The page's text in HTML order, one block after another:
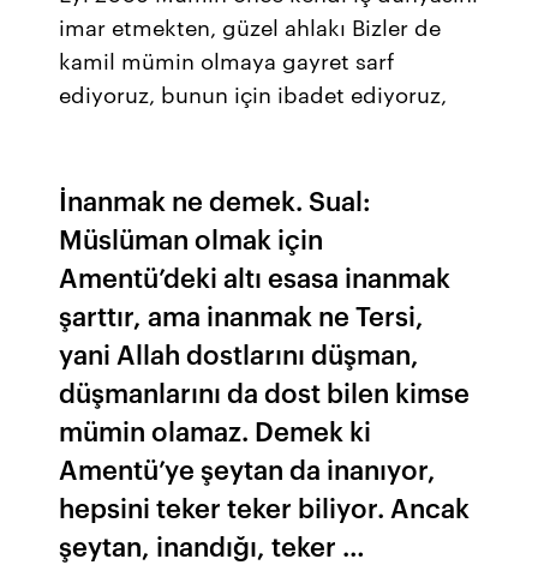
imar etmekten, güzel ahlakı Bizler de
kamil mümin olmaya gayret sarf
ediyoruz, bunun için ibadet ediyoruz,
İnanmak ne demek. Sual:
Müslüman olmak için
Amentü’deki altı esasa inanmak
şarttır, ama inanmak ne Tersi,
yani Allah dostlarını düşman,
düşmanlarını da dost bilen kimse
mümin olamaz. Demek ki
Amentü’ye şeytan da inanıyor,
hepsini teker teker biliyor. Ancak
şeytan, inandığı, teker …